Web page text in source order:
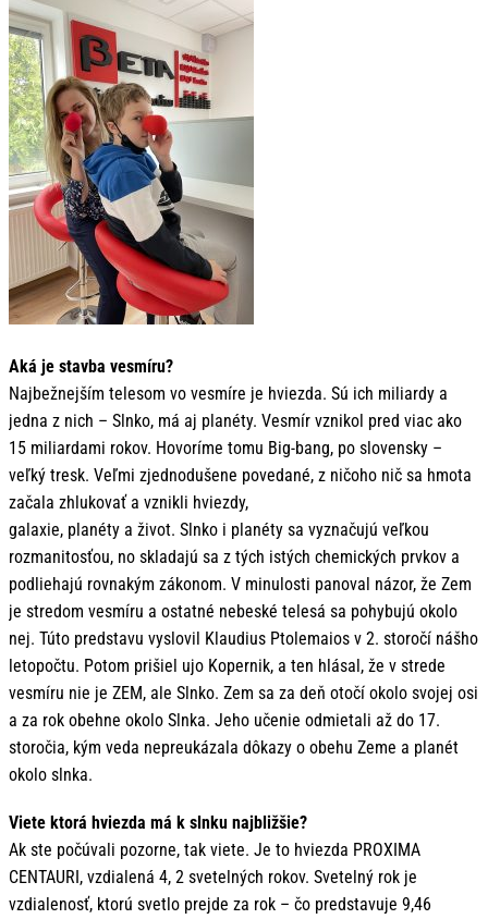
Aká je stavba vesmíru?
Najbežnejším telesom vo vesmíre je hviezda. Sú ich miliardy a
jedna z nich – Slnko, má aj planéty. Vesmír vznikol pred viac ako
15 miliardami rokov. Hovoríme tomu Big-bang, po slovensky –
veľký tresk. Veľmi zjednodušene povedané, z ničoho nič sa hmota
začala zhlukovať a vznikli hviezdy,
galaxie, planéty a život. Slnko i planéty sa vyznačujú veľkou
rozmanitosťou, no skladajú sa z tých istých chemických prvkov a
podliehajú rovnakým zákonom. V minulosti panoval názor, že Zem
je stredom vesmíru a ostatné nebeské telesá sa pohybujú okolo
nej. Túto predstavu vyslovil Klaudius Ptolemaios v 2. storočí nášho
letopočtu. Potom prišiel ujo Kopernik, a ten hlásal, že v strede
vesmíru nie je ZEM, ale Slnko. Zem sa za deň otočí okolo svojej osi
a za rok obehne okolo Slnka. Jeho učenie odmietali až do 17.
storočia, kým veda nepreukázala dôkazy o obehu Zeme a planét
okolo slnka.
Viete ktorá hviezda má k slnku najbližšie?
Ak ste počúvali pozorne, tak viete. Je to hviezda PROXIMA
CENTAURI, vzdialená 4, 2 svetelných rokov. Svetelný rok je
vzdialenosť, ktorú svetlo prejde za rok – čo predstavuje 9,46